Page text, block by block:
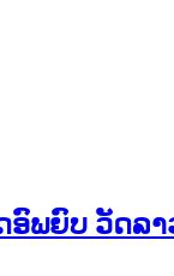
ອົພຍົບ ວັດ